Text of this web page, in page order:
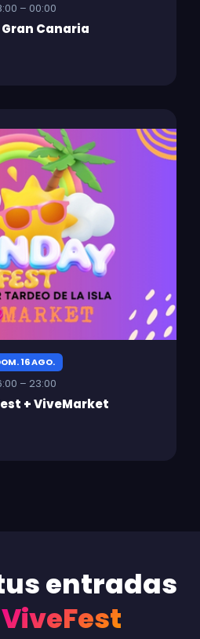
– 00:00
Gran Canaria
16 AGO.
– 23:00
+ ViveMarket
entradas
ViveFest